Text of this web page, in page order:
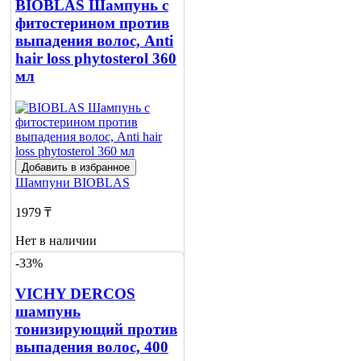
Сообщить
о наличии
BIOBLAS Шампунь с
фитостерином против
выпадения волос, Anti
hair loss phytosterol 360
мл
Добавить в избранное
Шампуни BIOBLAS
1979 ₸
Нет в наличии
Сообщить
-33%
VICHY DERCOS
шампунь
тонизирующий против
выпадения волос, 400